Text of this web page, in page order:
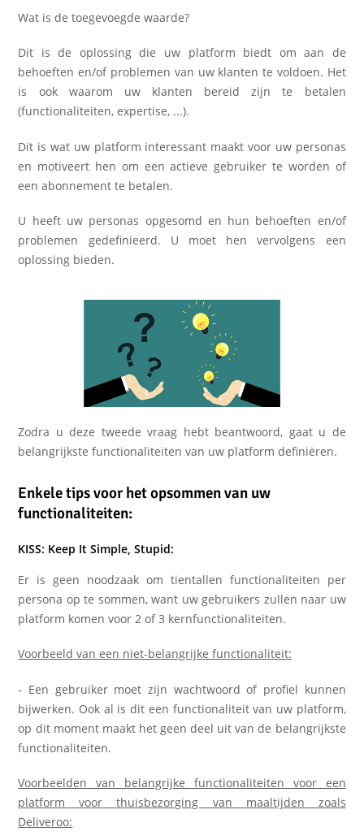
Wat is de toegevoegde waarde?
Dit is de oplossing die uw platform biedt om aan de
behoeften en/of problemen van uw klanten te voldoen. Het
is ook waarom uw klanten bereid zijn te betalen
(functionaliteiten, expertise, ...).
Dit is wat uw platform interessant maakt voor uw personas
en motiveert hen om een actieve gebruiker te worden of
een abonnement te betalen.
U heeft uw personas opgesomd en hun behoeften en/of
problemen gedefinieerd. U moet hen vervolgens een
oplossing bieden.
Zodra u deze tweede vraag hebt beantwoord, gaat u de
belangrijkste functionaliteiten van uw platform definiëren.
Enkele tips voor het opsommen van uw
functionaliteiten:
KISS: Keep It Simple, Stupid:
Er is geen noodzaak om tientallen functionaliteiten per
persona op te sommen, want uw gebruikers zullen naar uw
platform komen voor 2 of 3 kernfunctionaliteiten.
Voorbeeld van een niet-belangrijke functionaliteit:
- Een gebruiker moet zijn wachtwoord of profiel kunnen
bijwerken. Ook al is dit een functionaliteit van uw platform,
op dit moment maakt het geen deel uit van de belangrijkste
functionaliteiten.
Voorbeelden van belangrijke functionaliteiten voor een
platform voor thuisbezorging van maaltijden zoals
Deliveroo: